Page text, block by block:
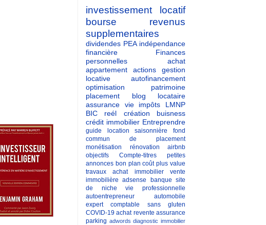
investissement locatif
bourse
revenus
supplementaires
dividendes PEA indépendance
financière
Finances
personnelles
achat
appartement
actions
gestion
locative
autofinancement
optimisation patrimoine
placement
blog
locataire
assurance vie
impôts
LMNP
BIC reél
création buisness
crédit immobilier Entreprendre
guide location saisonnière
fond
commun de placement
monétisation
rénovation
airbnb
objectifs
Compte-titres
petites
annonces bon plan coût plus value
travaux
achat immobilier
vente
immobilière adsense banque site
de niche
vie professionnelle
autoentrepreneur
automobile
expert comptable
sans gluten
COVID-19 achat revente assurance
parking adwords diagnostic immobilier